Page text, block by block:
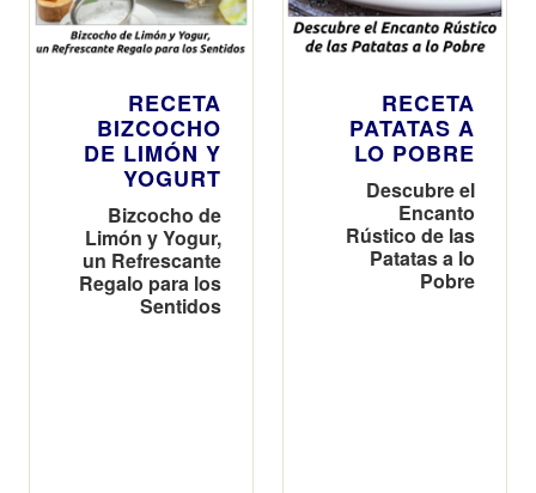
RECETA
BIZCOCHO
DE LIMÓN Y
YOGURT
Bizcocho de
Limón y Yogur,
un Refrescante
Regalo para los
Sentidos
RECETA
PATATAS A
LO POBRE
Descubre el
Encanto
Rústico de las
Patatas a lo
Pobre